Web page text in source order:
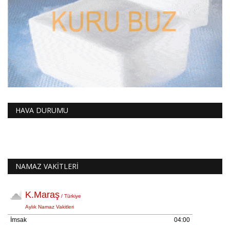
HAVA DURUMU
NAMAZ VAKİTLERİ